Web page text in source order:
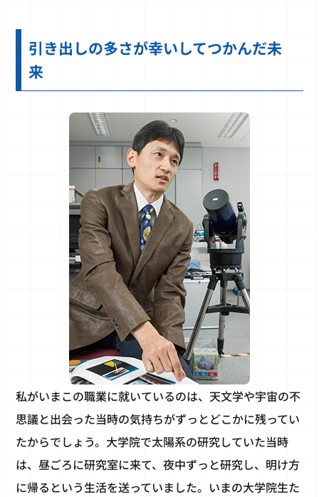
引き出しの多さが幸いしてつかんだ未
来
私がいまこの職業に就いているのは、天文学や宇宙の不
思議と出会った当時の気持ちがずっとどこかに残ってい
たからでしょう。大学院で太陽系の研究していた当時
は、昼ごろに研究室に来て、夜中ずっと研究し、明け方
に帰るという生活を送っていました。いまの大学院生た